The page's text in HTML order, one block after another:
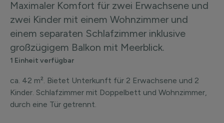
Maximaler Komfort für zwei Erwachsene und
zwei Kinder mit einem Wohnzimmer und
einem separaten Schlafzimmer inklusive
großzügigem Balkon mit Meerblick.
1 Einheit verfügbar
ca. 42 m². Bietet Unterkunft für 2 Erwachsene und 2
Kinder. Schlafzimmer mit Doppelbett und Wohnzimmer,
durch eine Tür getrennt.